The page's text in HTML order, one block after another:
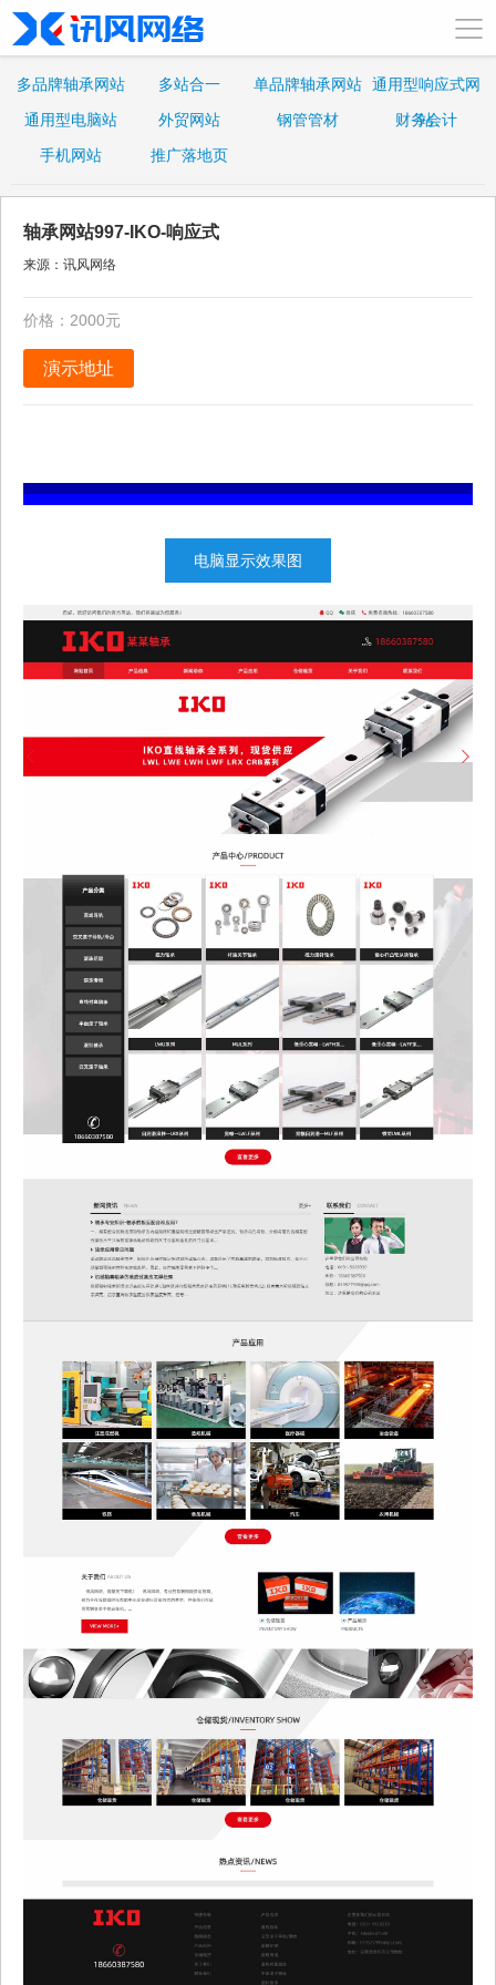
多品牌轴承网站 多站合一 单品牌轴承网站 通用型响应式网
站
通用型电脑站 外贸网站 钢管管材
财务会计
手机网站
推广落地页
轴承网站997-IKO-响应式
来源：讯风网络
价格：2000元
演示地址
电脑显示效果图